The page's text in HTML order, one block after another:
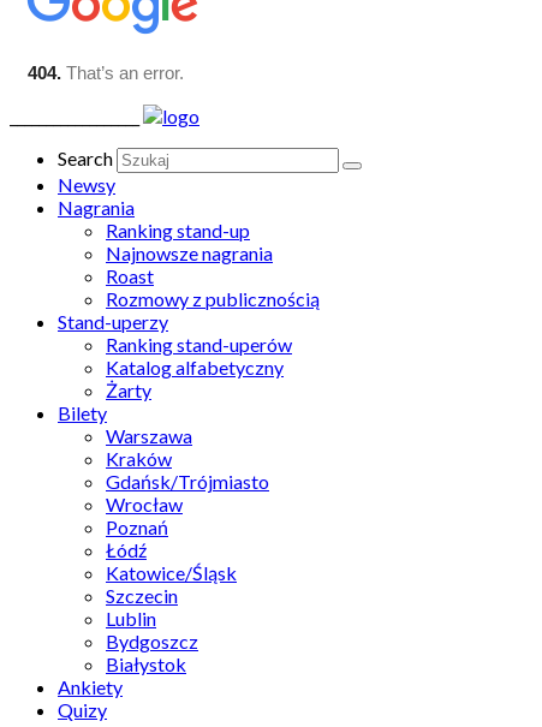
Search
Newsy
Nagrania
Ranking stand-up
Najnowsze nagrania
Roast
Rozmowy z publicznością
Stand-uperzy
Ranking stand-uperów
Katalog alfabetyczny
Żarty
Bilety
Warszawa
Kraków
Gdańsk/Trójmiasto
Wrocław
Poznań
Łódź
Katowice/Śląsk
Szczecin
Lublin
Bydgoszcz
Białystok
Ankiety
Quizy